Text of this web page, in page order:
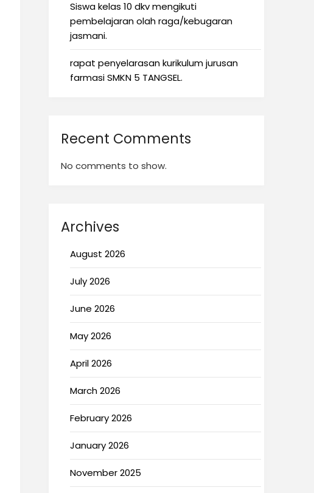
Siswa kelas 10 dkv mengikuti
pembelajaran olah raga/kebugaran
jasmani.
rapat penyelarasan kurikulum jurusan
farmasi SMKN 5 TANGSEL.
Recent Comments
No comments to show.
Archives
August 2026
July 2026
June 2026
May 2026
April 2026
March 2026
February 2026
January 2026
November 2025